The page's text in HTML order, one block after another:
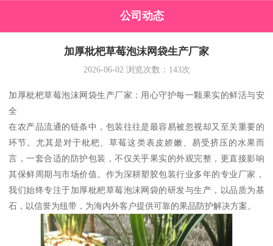
公司动态
加厚枇杷草莓泡沫网袋生产厂家
2026-06-02 浏览次数： 143次
加厚枇杷草莓泡沫网袋生产厂家：用心守护每一颗果实的鲜活与安
全
在农产品流通的链条中，包装往往是最容易被忽视却又至关重要的
环节。尤其是对于枇杷、草莓这类表皮娇嫩、易受挤压的水果而
言，一套合适的防护包装，不仅关乎果实的外观完整，更直接影响
其保鲜周期与市场价值。作为深耕塑胶包装行业多年的专业厂家，
我们始终专注于加厚枇杷草莓泡沫网袋的研发与生产，以品质为基
石，以信誉为纽带，为海内外客户提供可靠的果品防护解决方案。